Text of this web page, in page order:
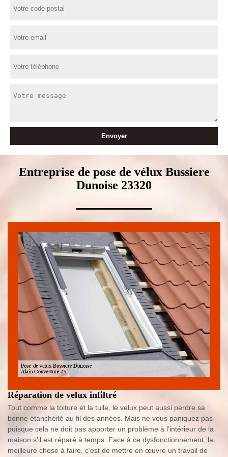
Entreprise de pose de vélux Bussiere
Dunoise 23320
Réparation de velux infiltré
Tout comme la toiture et la tuile, le velux peut aussi perdre sa
bonne étanchéité au fil des années. Mais ne vous paniquez pas
puisque cela ne doit pas apporter un problème à l’intérieur de la
maison s’il est réparé à temps. Face à ce dysfonctionnement, la
meilleure chose à faire, c’est de mettre en œuvre un travail de